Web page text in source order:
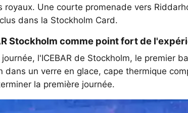
royaux. Une courte promenade vers
dans la Stockholm Card.
Stockholm comme point fort de
l'ICEBAR de Stockholm, le premier
dans un verre en glace, cape thermique
la première journée.